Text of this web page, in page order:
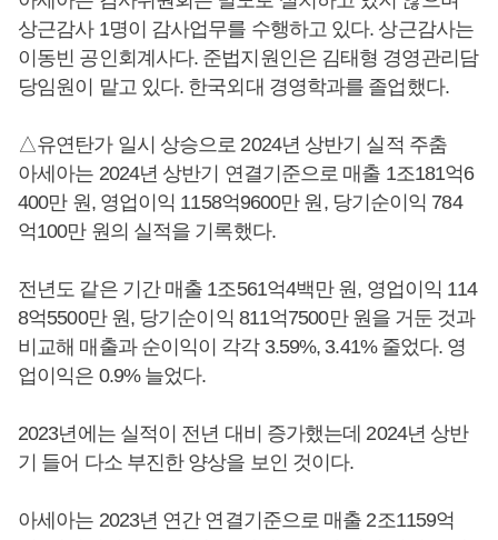
상근감사 1명이 감사업무를 수행하고 있다. 상근감사는
이동빈 공인회계사다. 준법지원인은 김태형 경영관리담
당임원이 맡고 있다. 한국외대 경영학과를 졸업했다.
△유연탄가 일시 상승으로 2024년 상반기 실적 주춤
아세아는 2024년 상반기 연결기준으로 매출 1조181억6
400만 원, 영업이익 1158억9600만 원, 당기순이익 784
억100만 원의 실적을 기록했다.
전년도 같은 기간 매출 1조561억4백만 원, 영업이익 114
8억5500만 원, 당기순이익 811억7500만 원을 거둔 것과
비교해 매출과 순이익이 각각 3.59%, 3.41% 줄었다. 영
업이익은 0.9% 늘었다.
2023년에는 실적이 전년 대비 증가했는데 2024년 상반
기 들어 다소 부진한 양상을 보인 것이다.
아세아는 2023년 연간 연결기준으로 매출 2조1159억